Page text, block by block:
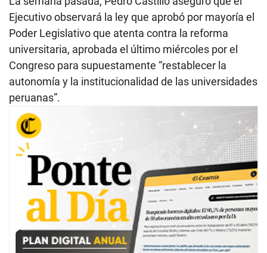
Ejecutivo observará la ley que aprobó por mayoría el
Poder Legislativo que atenta contra la reforma
universitaria, aprobada el último miércoles por el
Congreso para supuestamente “restablecer la
autonomía y la institucionalidad de las universidades
peruanas”.